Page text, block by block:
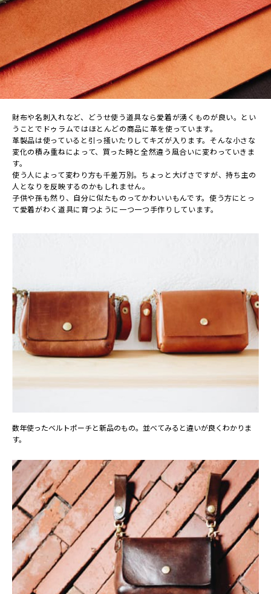
財布や名刺⼊れなど、どうせ使う道具なら愛着が湧くものが良い。とい
うことでドゥラムではほとんどの商品に⾰を使っています。
⾰製品は使っていると引っ掻いたりしてキズが⼊ります。そんな⼩さな
変化の積み重ねによって、買った時と全然違う⾵合いに変わっていきま
す。
使う⼈によって変わり⽅も千差万別。ちょっと⼤げさですが、持ち主の
⼈となりを反映するのかもしれません。
⼦供や孫も然り、⾃分に似たものってかわいいもんです。使う⽅にとっ
て愛着がわく道具に育つように⼀つ⼀つ⼿作りしています。
数年使ったベルトポーチと新品のもの。並べてみると違いが良くわかりま
す。